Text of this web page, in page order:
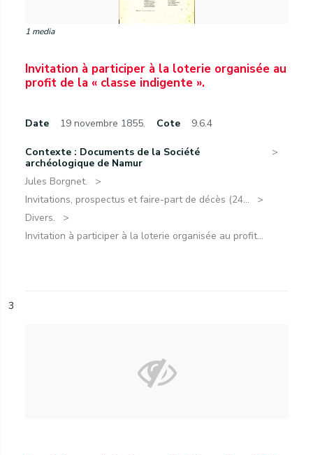
1 media
Invitation à participer à la loterie organisée au
profit de la « classe indigente ».
Date 19 novembre 1855. Cote 9.6.4
Contexte : Documents de la Société
archéologique de Namur
Jules Borgnet.
Invitations, prospectus et faire-part de décès (24...
Divers.
Invitation à participer à la loterie organisée au profit...
3